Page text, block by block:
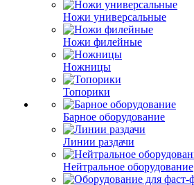
Ножи универсальные
Ножи филейные
Ножницы
Топорики
Барное оборудование
Линии раздачи
Нейтральное оборудование